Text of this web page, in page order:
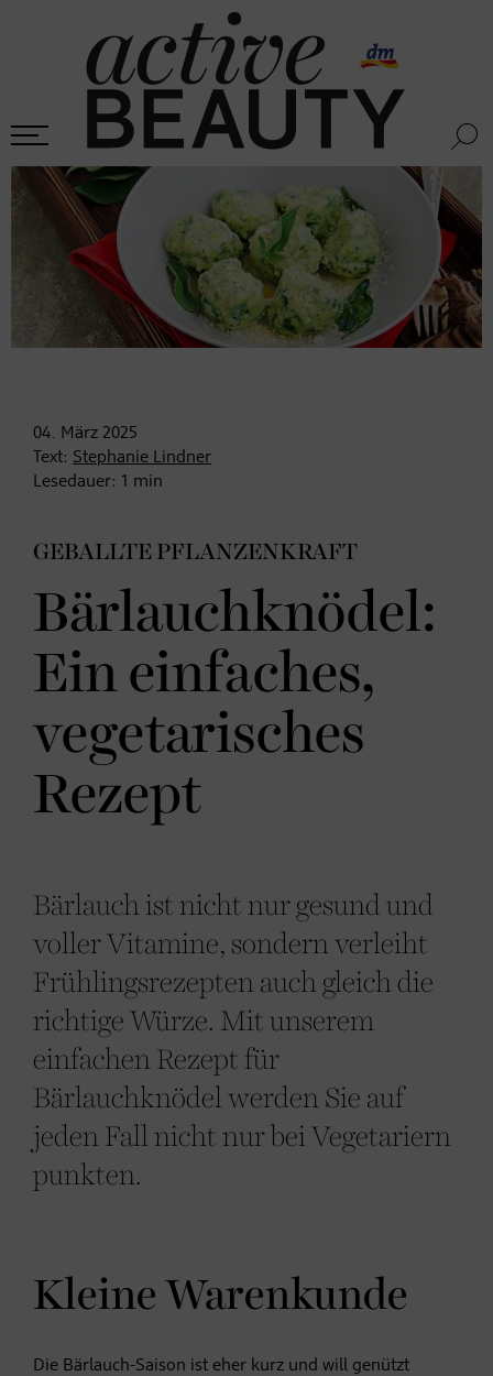
04. März 2025
Text: Stephanie Lindner
Lesedauer: 1 min
GEBALLTE PFLANZENKRAFT
Bärlauchknödel:
Ein einfaches,
vegetarisches
Rezept
Bärlauch ist nicht nur gesund und
voller Vitamine, sondern verleiht
Frühlingsrezepten auch gleich die
richtige Würze. Mit unserem
einfachen Rezept für
Bärlauchknödel werden Sie auf
jeden Fall nicht nur bei Vegetariern
punkten.
Kleine Warenkunde
Die Bärlauch-Saison ist eher kurz und will genützt